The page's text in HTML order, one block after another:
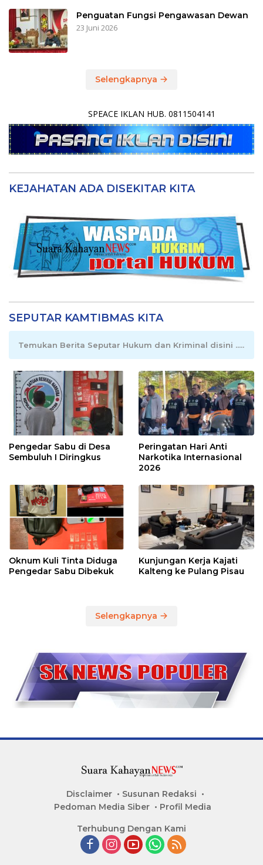
Penguatan Fungsi Pengawasan Dewan
23 Juni 2026
Selengkapnya
SPEACE IKLAN HUB. 0811504141
KEJAHATAN ADA DISEKITAR KITA
SEPUTAR KAMTIBMAS KITA
Temukan Berita Seputar Hukum dan Kriminal disini .....
Pengedar Sabu di Desa
Sembuluh I Diringkus
Peringatan Hari Anti
Narkotika Internasional
2026
Oknum Kuli Tinta Diduga
Pengedar Sabu Dibekuk
Kunjungan Kerja Kajati
Kalteng ke Pulang Pisau
Selengkapnya
Disclaimer
Susunan Redaksi
Pedoman Media Siber
Profil Media
Terhubung Dengan Kami